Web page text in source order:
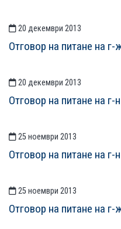
20 декември 2013
Отговор на питане на
20 декември 2013
Отговор на питане на
25 ноември 2013
Отговор на питане на
25 ноември 2013
Отговор на питане на